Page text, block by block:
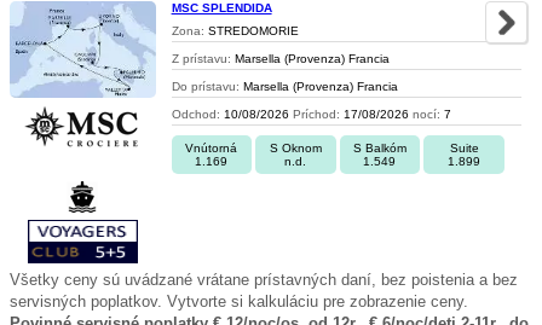
MSC SPLENDIDA
Zona: STREDOMORIE
Z prístavu: Marsella (Provenza) Francia
Do prístavu: Marsella (Provenza) Francia
Odchod: 10/08/2026 Príchod: 17/08/2026 nocí: 7
Vnútorná
1.169
S Oknom
n.d.
S Balkóm
1.549
Suite
1.899
Všetky ceny sú uvádzané vrátane prístavných daní, bez poistenia a bez
servisných poplatkov. Vytvorte si kalkuláciu pre zobrazenie ceny.